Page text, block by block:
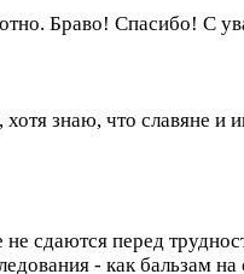
Браво! Спасибо! С
знаю, что славяне и
сдаются перед
- как бальзам на